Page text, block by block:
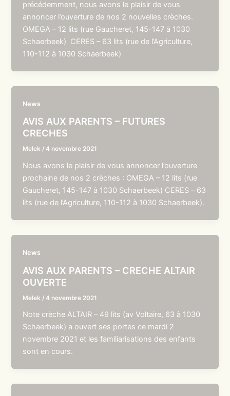
précédemment, nous avons le plaisir de vous
annoncer l’ouverture de nos 2 nouvelles crèches.
OMEGA – 12 lits (rue Gaucheret, 145-147 à 1030
Schaerbeek) CERES – 63 lits (rue de l’Agriculture,
110-112 à 1030 Schaerbeek)
News
AVIS AUX PARENTS – FUTURES
CRECHES
Melek /4 novembre 2021
Nous avons le plaisir de vous annoncer l’ouverture
prochaine de nos 2 crèches : OMEGA – 12 lits (rue
Gaucheret, 145-147 à 1030 Schaerbeek) CERES – 63
lits (rue de l’Agriculture, 110-112 à 1030 Schaerbeek).
News
AVIS AUX PARENTS – CRECHE ALTAIR
OUVERTE
Melek /4 novembre 2021
Note crèche ALTAIR – 49 lits (av Voltaire, 63 à 1030
Schaerbeek) a ouvert ses portes ce mardi 2
novembre 2021 et les familiarisations des enfants
sont en cours.